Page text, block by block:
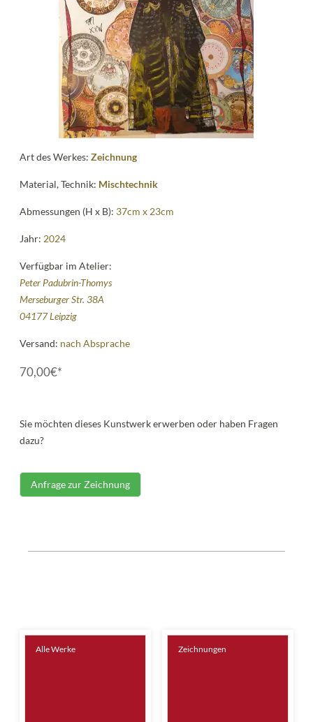
News
Kontakt
Art des Werkes:Zeichnung
Material, Technik: Mischtechnik
Abmessungen (H x B): 37cm x 23cm
Jahr: 2024
Verfügbar im Atelier:
Peter Padubrin-Thomys
Merseburger Str. 38A
04177 Leipzig
Versand: nach Absprache
70,00€*
Sie möchten dieses Kunstwerk erwerben oder haben Fragen
dazu?
Anfrage zur Zeichnung
Alle Werke Zeichnungen